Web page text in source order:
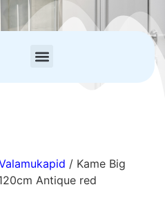
/ Kame Big
Antique red